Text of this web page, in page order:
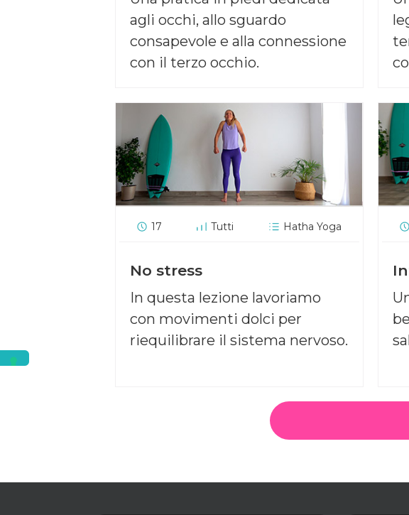
agli occhi, allo sguardo
consapevole e alla connessione
con il terzo occhio.
17 Tutti Hatha Yoga
No stress
In questa lezione lavoriamo
con movimenti dolci per
riequilibrare il sistema nervoso.